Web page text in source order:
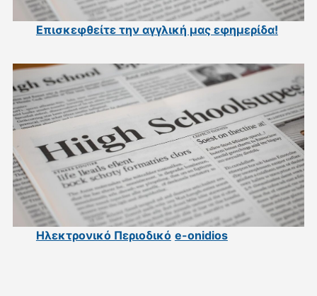
Επισκεφθείτε την αγγλική μας εφημερίδα!
Ηλεκτρονικό Περιοδικό e-onidios